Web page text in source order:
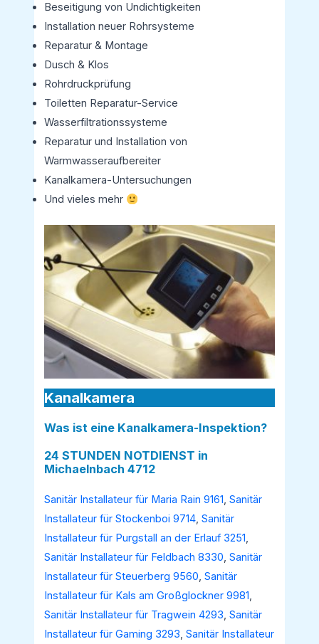
Beseitigung von Undichtigkeiten
Installation neuer Rohrsysteme
Reparatur & Montage
Dusch & Klos
Rohrdruckprüfung
Toiletten Reparatur-Service
Wasserfiltrationssysteme
Reparatur und Installation von
Warmwasseraufbereiter
Kanalkamera-Untersuchungen
Und vieles mehr
Kanalkamera
Was ist eine Kanalkamera-Inspektion?
24 STUNDEN NOTDIENST in
Michaelnbach 4712
Sanitär Installateur für Maria Rain 9161,Sanitär
Installateur für Stockenboi 9714,Sanitär
Installateur für Purgstall an der Erlauf 3251,
Sanitär Installateur für Feldbach 8330,Sanitär
Installateur für Steuerberg 9560,Sanitär
Installateur für Kals am Großglockner 9981,
Sanitär Installateur für Tragwein 4293,Sanitär
Installateur für Gaming 3293,Sanitär Installateur